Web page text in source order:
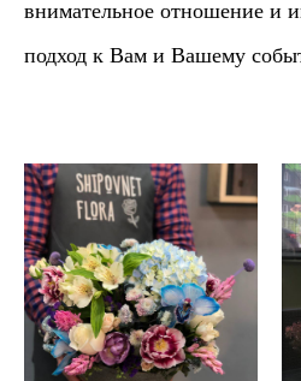
внимательное отношение и
подход к Вам и Вашему